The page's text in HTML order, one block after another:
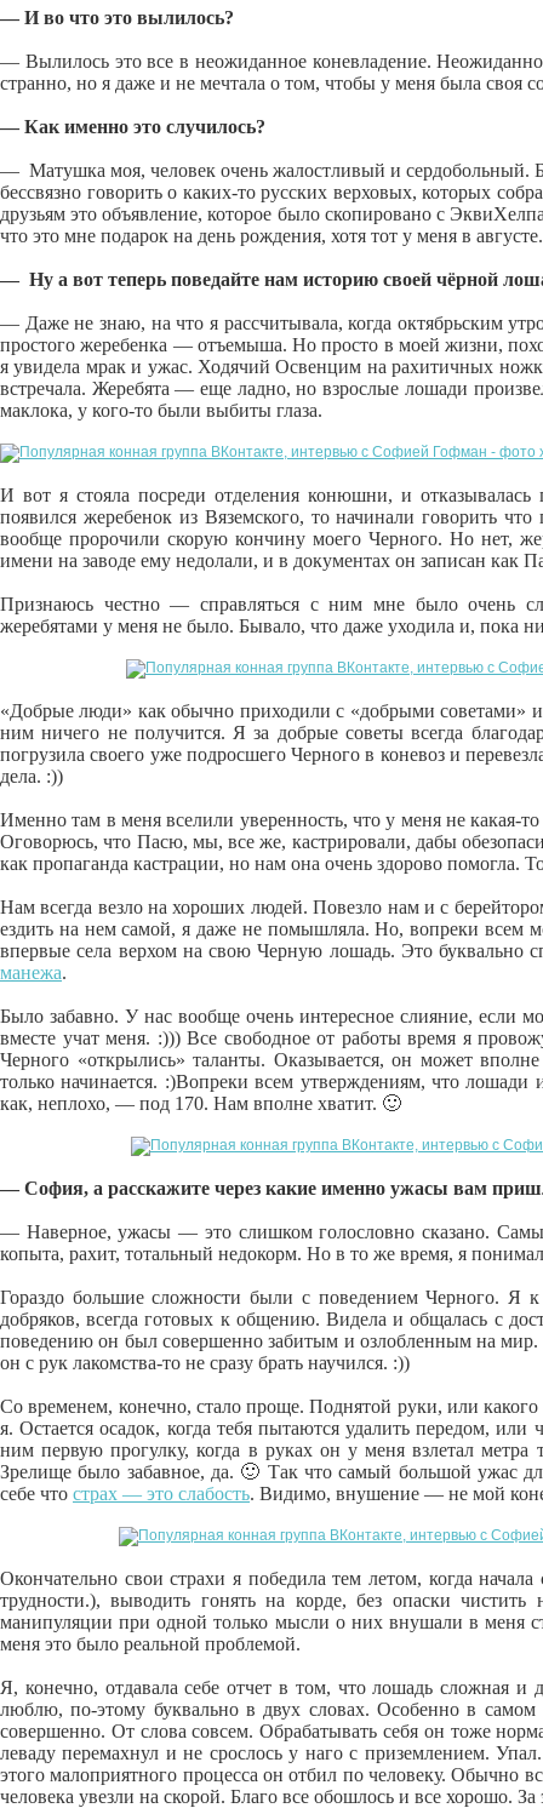
— И во что это вылилось?
— Вылилось это все в неожиданное коневладение.
странно, но я даже и не мечтала о том, чтобы у меня была своя
— Как именно это случилось?
— Матушка моя, человек очень жалостливый и сердобольный.
бессвязно говорить о каких-то русских верховых, которых
друзьям это объявление, которое было скопировано с
что это мне подарок на день рождения, хотя тот у меня в
— Ну а вот теперь поведайте нам историю своей чёрной
— Даже не знаю, на что я рассчитывала, когда октябрьским
простого жеребенка — отъемыша. Но просто в моей жизни,
я увидела мрак и ужас. Ходячий Освенцим на рахитичных
встречала. Жеребята — еще ладно, но взрослые лошади
маклока, у кого-то были выбиты глаза.
И вот я стояла посреди отделения конюшни, и
появился жеребенок из Вяземского, то начинали говорить
вообще пророчили скорую кончину моего Черного. Но нет,
имени на заводе ему недолали, и в документах он записан как
Признаюсь честно — справляться с ним мне было очень
жеребятами у меня не было. Бывало, что даже уходила и, пока
«Добрые люди» как обычно приходили с «добрыми советами»
ним ничего не получится. Я за добрые советы всегда
погрузила своего уже подросшего Черного в коневоз и
дела. :))
Именно там в меня вселили уверенность, что у меня не
Оговорюсь, что Пасю, мы, все же, кастрировали, дабы
как пропаганда кастрации, но нам она очень здорово
Нам всегда везло на хороших людей. Повезло нам и с
ездить на нем самой, я даже не помышляла. Но, вопреки всем
впервые села верхом на свою Черную лошадь. Это буквально
манежа.
Было забавно. У нас вообще очень интересное слияние, если
вместе учат меня. :))) Все свободное от работы время я
Черного «открылись» таланты. Оказывается, он может
только начинается. :)Вопреки всем утверждениям, что
как, неплохо, — под 170. Нам вполне хватит. 🙂
— София, а расскажите через какие именно ужасы вам
— Наверное, ужасы — это слишком голословно сказано.
копыта, рахит, тотальный недокорм. Но в то же время, я
Гораздо большие сложности были с поведением Черного.
добряков, всегда готовых к общению. Видела и общалась с
поведению он был совершенно забитым и озлобленным на мир.
он с рук лакомства-то не сразу брать научился. :))
Со временем, конечно, стало проще. Поднятой руки, или
я. Остается осадок, когда тебя пытаются удалить передом,
ним первую прогулку, когда в руках он у меня взлетал
Зрелище было забавное, да. 🙂 Так что самый большой ужас
себе что страх — это слабость. Видимо, внушение — не мой
Окончательно свои страхи я победила тем летом, когда
трудности.), выводить гонять на корде, без опаски
манипуляции при одной только мысли о них внушали в меня
меня это было реальной проблемой.
Я, конечно, отдавала себе отчет в том, что лошадь сложная
люблю, по-этому буквально в двух словах. Особенно в
совершенно. От слова совсем. Обрабатывать себя он тоже
леваду перемахнул и не срослось у наго с приземлением.
этого малоприятного процесса он отбил по человеку. Обычно
человека увезли на скорой. Благо все обошлось и все хорошо.